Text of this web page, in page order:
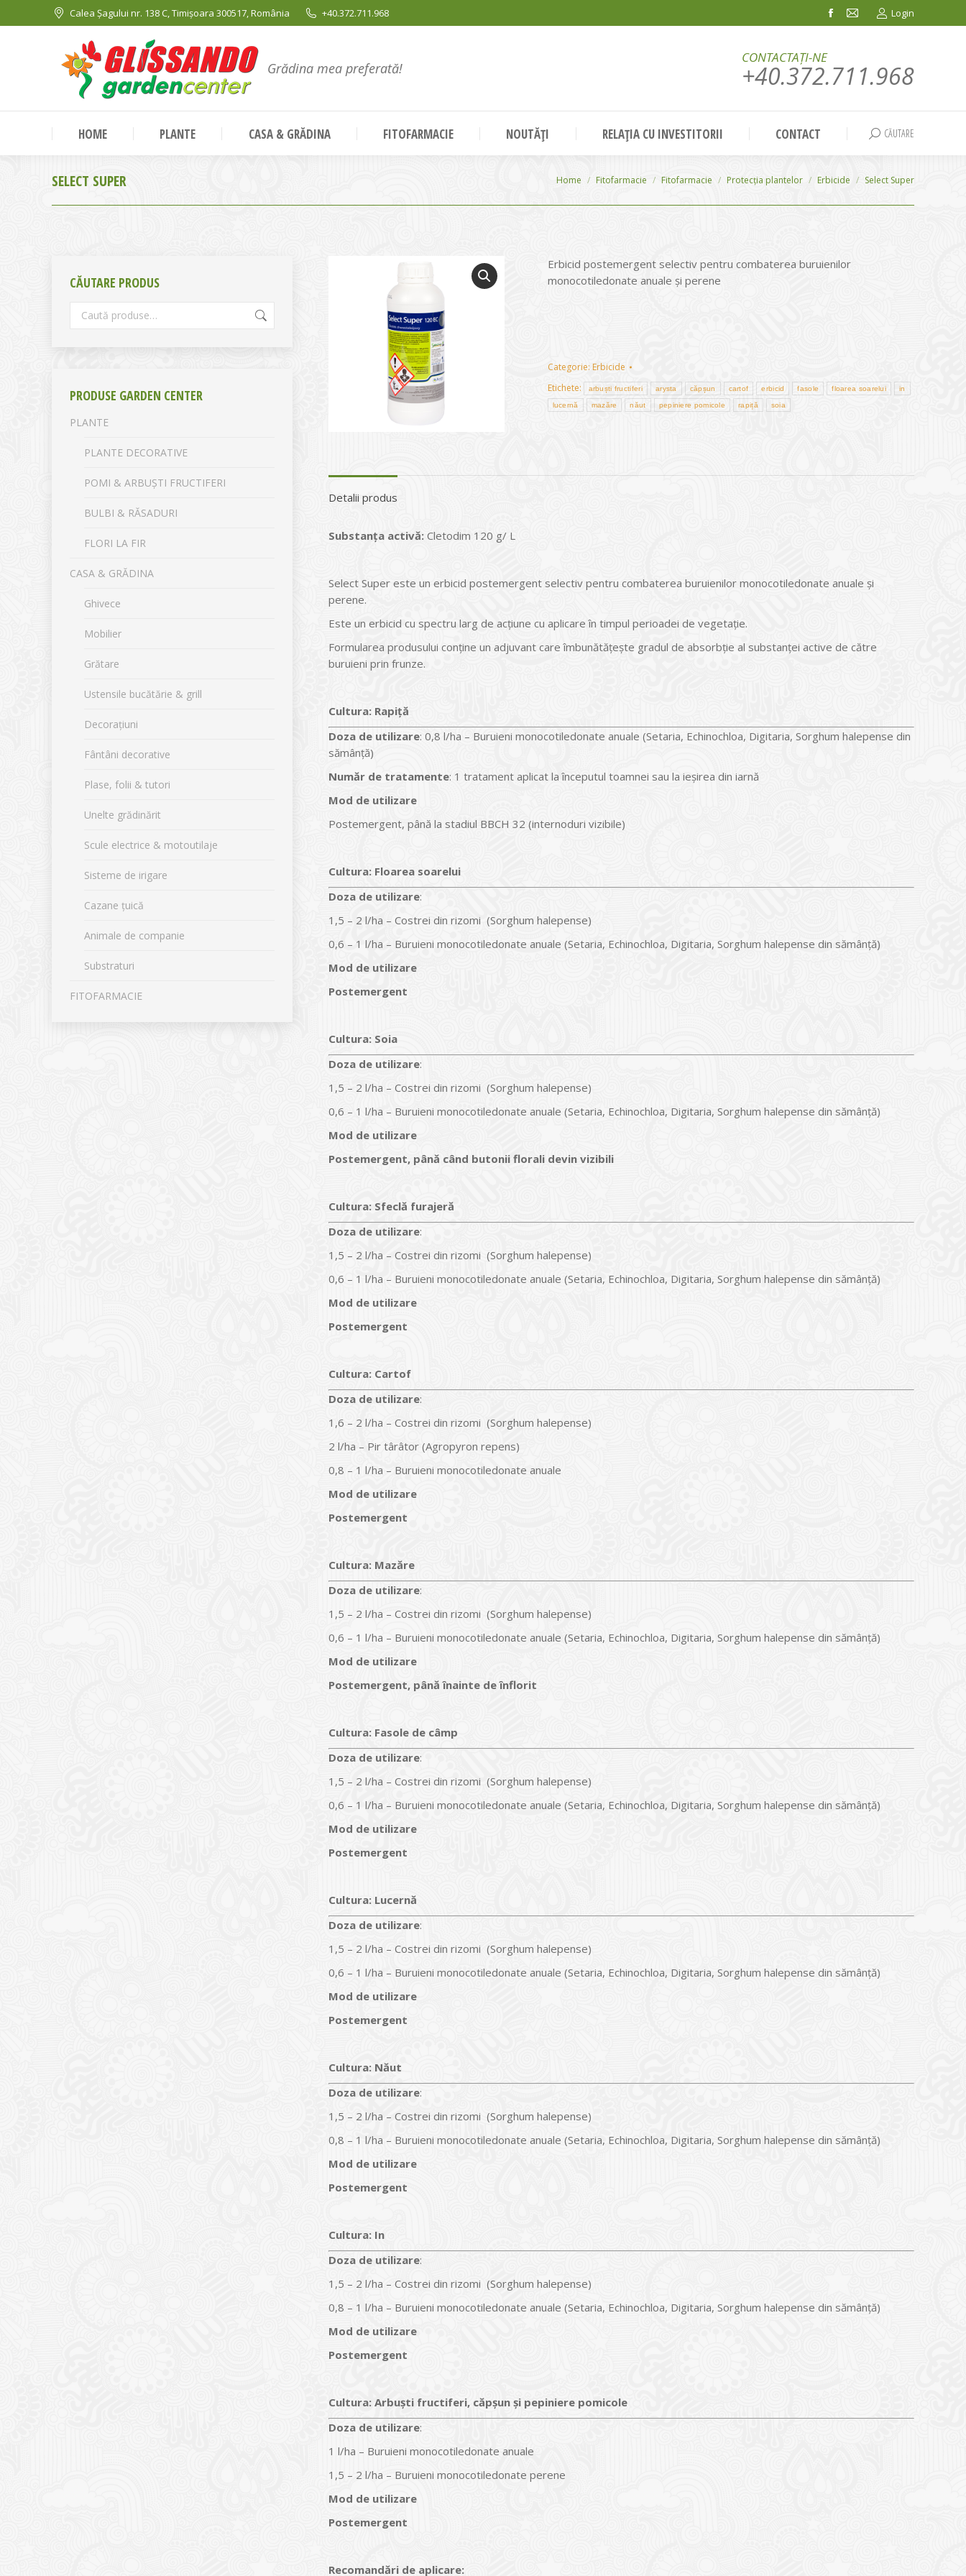
Calea Șagului nr. 138 C, Timișoara 300517, România +40.372.711.968
Facebook
in
window
Mail
in
window
Login
Grădina mea preferată!
CONTACTAȚI-NE
+40.372.711.968
HOME PLANTE CASA & GRĂDINA FITOFARMACIE NOUTĂȚI RELAȚIA CU INVESTITORII CONTACT Search:
CĂUTARE
SELECT SUPER You are here:
Home Fitofarmacie Fitofarmacie Protecția plantelor Erbicide Select Super
Erbicid postemergent selectiv pentru combaterea buruienilor
monocotiledonate anuale și perene
Categorie: Erbicide
Etichete:
arbuști fructiferi arysta căpșun cartof erbicid fasole floarea soarelui in
lucernă mazăre năut pepiniere pomicole rapiță soia
Detalii produs
Substanța activă: Cletodim 120 g/ L
Select Super este un erbicid postemergent selectiv pentru combaterea buruienilor monocotiledonate anuale și
perene.
Este un erbicid cu spectru larg de acțiune cu aplicare în timpul perioadei de vegetație.
Formularea produsului conține un adjuvant care îmbunătățește gradul de absorbție al substanței active de către
buruieni prin frunze.
Cultura: Rapiţă
Doza de utilizare: 0,8 l/ha – Buruieni monocotiledonate anuale (Setaria, Echinochloa, Digitaria, Sorghum halepense din
sămânță)
Număr de tratamente: 1 tratament aplicat la începutul toamnei sau la ieșirea din iarnă
Mod de utilizare
Postemergent, până la stadiul BBCH 32 (internoduri vizibile)
Cultura: Floarea soarelui
Doza de utilizare:
1,5 – 2 l/ha – Costrei din rizomi (Sorghum halepense)
0,6 – 1 l/ha – Buruieni monocotiledonate anuale (Setaria, Echinochloa, Digitaria, Sorghum halepense din sămânță)
Mod de utilizare
Postemergent
Cultura: Soia
Doza de utilizare:
1,5 – 2 l/ha – Costrei din rizomi (Sorghum halepense)
0,6 – 1 l/ha – Buruieni monocotiledonate anuale (Setaria, Echinochloa, Digitaria, Sorghum halepense din sămânță)
Mod de utilizare
Postemergent, până când butonii florali devin vizibili
Cultura: Sfeclă furajeră
Doza de utilizare:
1,5 – 2 l/ha – Costrei din rizomi (Sorghum halepense)
0,6 – 1 l/ha – Buruieni monocotiledonate anuale (Setaria, Echinochloa, Digitaria, Sorghum halepense din sămânță)
Mod de utilizare
Postemergent
Cultura: Cartof
Doza de utilizare:
1,6 – 2 l/ha – Costrei din rizomi (Sorghum halepense)
2 l/ha – Pir târâtor (Agropyron repens)
0,8 – 1 l/ha – Buruieni monocotiledonate anuale
Mod de utilizare
Postemergent
Cultura: Mazăre
Doza de utilizare:
1,5 – 2 l/ha – Costrei din rizomi (Sorghum halepense)
0,6 – 1 l/ha – Buruieni monocotiledonate anuale (Setaria, Echinochloa, Digitaria, Sorghum halepense din sămânță)
Mod de utilizare
Postemergent, până înainte de înflorit
Cultura: Fasole de câmp
Doza de utilizare:
1,5 – 2 l/ha – Costrei din rizomi (Sorghum halepense)
0,6 – 1 l/ha – Buruieni monocotiledonate anuale (Setaria, Echinochloa, Digitaria, Sorghum halepense din sămânță)
Mod de utilizare
Postemergent
Cultura: Lucernă
Doza de utilizare:
1,5 – 2 l/ha – Costrei din rizomi (Sorghum halepense)
0,6 – 1 l/ha – Buruieni monocotiledonate anuale (Setaria, Echinochloa, Digitaria, Sorghum halepense din sămânță)
Mod de utilizare
Postemergent
Cultura: Năut
Doza de utilizare:
1,5 – 2 l/ha – Costrei din rizomi (Sorghum halepense)
0,8 – 1 l/ha – Buruieni monocotiledonate anuale (Setaria, Echinochloa, Digitaria, Sorghum halepense din sămânță)
Mod de utilizare
Postemergent
Cultura: In
Doza de utilizare:
1,5 – 2 l/ha – Costrei din rizomi (Sorghum halepense)
0,8 – 1 l/ha – Buruieni monocotiledonate anuale (Setaria, Echinochloa, Digitaria, Sorghum halepense din sămânță)
Mod de utilizare
Postemergent
Cultura: Arbuști fructiferi, căpșun și pepiniere pomicole
Doza de utilizare:
1 l/ha – Buruieni monocotiledonate anuale
1,5 – 2 l/ha – Buruieni monocotiledonate perene
Mod de utilizare
Postemergent
Recomandări de aplicare:
CĂUTARE PRODUS
PRODUSE GARDEN CENTER
PLANTE
PLANTE DECORATIVE
POMI & ARBUȘTI FRUCTIFERI
BULBI & RĂSADURI
FLORI LA FIR
CASA & GRĂDINA
Ghivece
Mobilier
Grătare
Ustensile bucătărie & grill
Decorațiuni
Fântâni decorative
Plase, folii & tutori
Unelte grădinărit
Scule electrice & motoutilaje
Sisteme de irigare
Cazane țuică
Animale de companie
Substraturi
FITOFARMACIE